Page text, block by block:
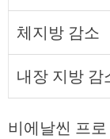
체지방 감소
내장 지방 감
비에날씬 프